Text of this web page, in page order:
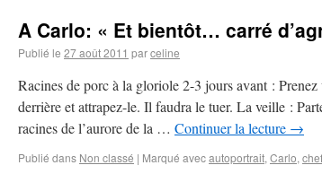
A Carlo: « Et bientôt… carré
Publié le 27 août 2011 parceline
Racines de porc à la gloriole 2-3 jours avant :
derrière et attrapez-le. Il faudra le tuer. La veille :
racines de l’aurore de la … Continuer la lecture →
Publié dans Non classé | Marqué avecautoportrait, Carlo, chef